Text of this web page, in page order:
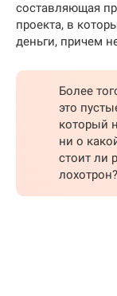
составляющая
проекта, в
деньги, причем
Более
это
который
ни о
стоит ли
лохотрон?